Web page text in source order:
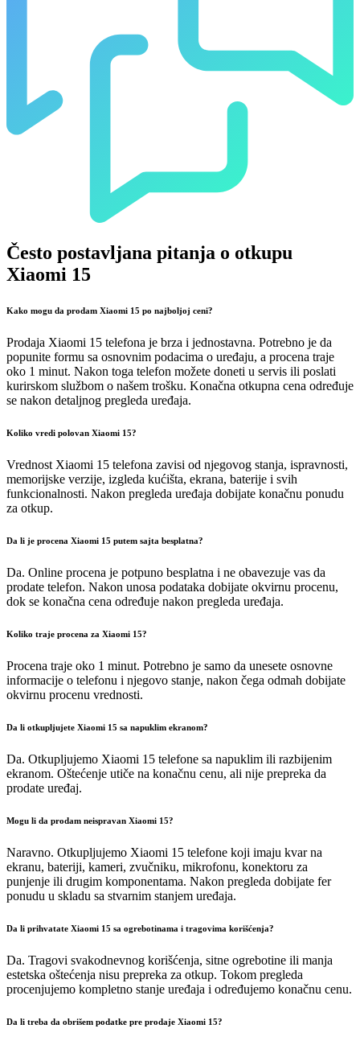
Često postavljana pitanja o otkupu
Xiaomi 15
Kako mogu da prodam Xiaomi 15 po najboljoj ceni?
Prodaja Xiaomi 15 telefona je brza i jednostavna. Potrebno je da
popunite formu sa osnovnim podacima o uređaju, a procena traje
oko 1 minut. Nakon toga telefon možete doneti u servis ili poslati
kurirskom službom o našem trošku. Konačna otkupna cena određuje
se nakon detaljnog pregleda uređaja.
Koliko vredi polovan Xiaomi 15?
Vrednost Xiaomi 15 telefona zavisi od njegovog stanja, ispravnosti,
memorijske verzije, izgleda kućišta, ekrana, baterije i svih
funkcionalnosti. Nakon pregleda uređaja dobijate konačnu ponudu
za otkup.
Da li je procena Xiaomi 15 putem sajta besplatna?
Da. Online procena je potpuno besplatna i ne obavezuje vas da
prodate telefon. Nakon unosa podataka dobijate okvirnu procenu,
dok se konačna cena određuje nakon pregleda uređaja.
Koliko traje procena za Xiaomi 15?
Procena traje oko 1 minut. Potrebno je samo da unesete osnovne
informacije o telefonu i njegovo stanje, nakon čega odmah dobijate
okvirnu procenu vrednosti.
Da li otkupljujete Xiaomi 15 sa napuklim ekranom?
Da. Otkupljujemo Xiaomi 15 telefone sa napuklim ili razbijenim
ekranom. Oštećenje utiče na konačnu cenu, ali nije prepreka da
prodate uređaj.
Mogu li da prodam neispravan Xiaomi 15?
Naravno. Otkupljujemo Xiaomi 15 telefone koji imaju kvar na
ekranu, bateriji, kameri, zvučniku, mikrofonu, konektoru za
punjenje ili drugim komponentama. Nakon pregleda dobijate fer
ponudu u skladu sa stvarnim stanjem uređaja.
Da li prihvatate Xiaomi 15 sa ogrebotinama i tragovima korišćenja?
Da. Tragovi svakodnevnog korišćenja, sitne ogrebotine ili manja
estetska oštećenja nisu prepreka za otkup. Tokom pregleda
procenjujemo kompletno stanje uređaja i određujemo konačnu cenu.
Da li treba da obrišem podatke pre prodaje Xiaomi 15?